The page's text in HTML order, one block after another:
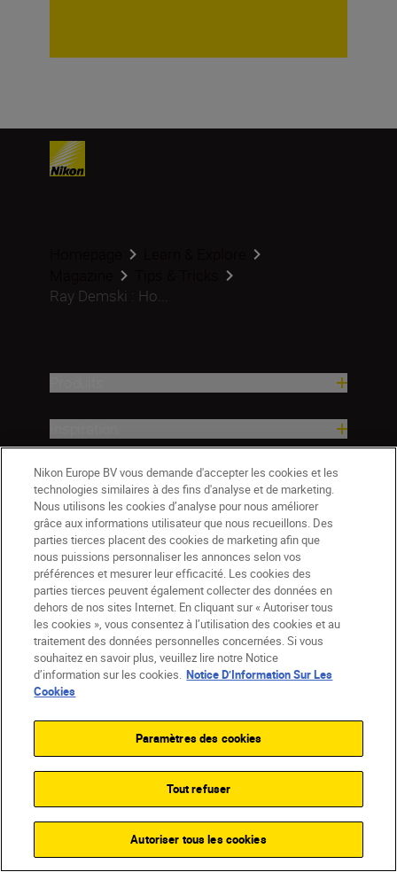
Ray Demski : Ho...
Aide et assistance
Société
Avis de confidentialité
Conditions d’utilisation
Nikon Europe BV vous demande d'accepter les cookies et les
technologies similaires à des fins d'analyse et de marketing.
Nous utilisons les cookies d’analyse pour nous améliorer
grâce aux informations utilisateur que nous recueillons. Des
parties tierces placent des cookies de marketing afin que
nous puissions personnaliser les annonces selon vos
préférences et mesurer leur efficacité. Les cookies des
parties tierces peuvent également collecter des données en
dehors de nos sites Internet. En cliquant sur « Autoriser tous
les cookies », vous consentez à l’utilisation des cookies et au
traitement des données personnelles concernées. Si vous
souhaitez en savoir plus, veuillez lire notre Notice
d’information sur les cookies. Notice D’Information Sur Les
Cookies
Paramètres des cookies
Tout refuser
Autoriser tous les cookies